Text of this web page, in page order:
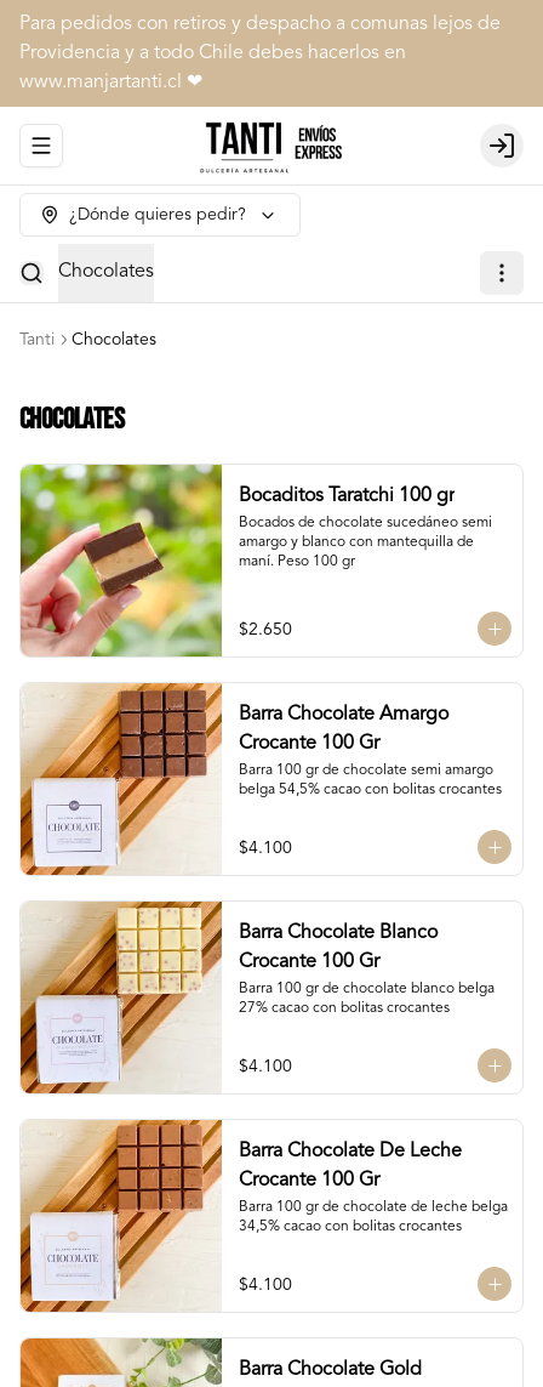
Para pedidos con retiros y despacho a comunas lejos de
Providencia y a todo Chile debes hacerlos en
www.manjartanti.cl ❤
Abrir menu de navegación Login
¿Dónde quieres pedir?
Chocolates
Tanti Chocolates
Chocolates
Bocaditos Taratchi 100 gr
Bocados de chocolate sucedáneo semi
amargo y blanco con mantequilla de
maní. Peso 100 gr
$2.650
Barra Chocolate Amargo
Crocante 100 Gr
Barra 100 gr de chocolate semi amargo
belga 54,5% cacao con bolitas crocantes
$4.100
Barra Chocolate Blanco
Crocante 100 Gr
Barra 100 gr de chocolate blanco belga
27% cacao con bolitas crocantes
$4.100
Barra Chocolate De Leche
Crocante 100 Gr
Barra 100 gr de chocolate de leche belga
34,5% cacao con bolitas crocantes
$4.100
Barra Chocolate Gold